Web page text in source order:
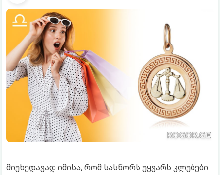
მიუხედავად იმისა, რომ სასწორს უყვარს კლუბები